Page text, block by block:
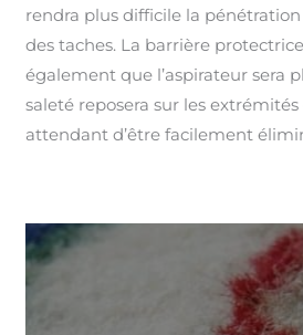
rendra plus difficile la pénétration
des taches. La barrière
également que l’aspirateur sera
saleté reposera sur les extrémités
attendant d’être facilement